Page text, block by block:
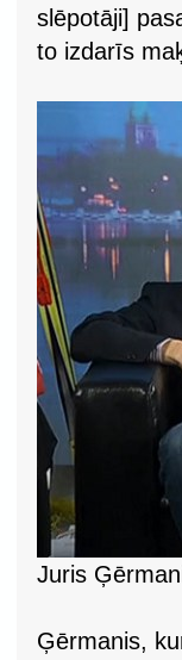
slēpotāji]
to izdarīs
Juris
Ģērmanis,